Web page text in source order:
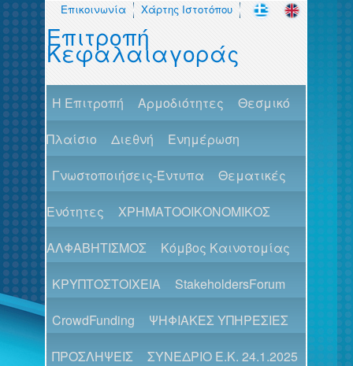
Επικοινωνία Χάρτης Ιστοτόπου
Επιτροπή
Κεφαλαιαγοράς
H Επιτροπή Αρμοδιότητες
Θεσμικό
Πλαίσιο
Διεθνή
Ενημέρωση
Γνωστοποιήσεις-Έντυπα
Θεματικές
Ενότητες
ΧΡΗΜΑΤΟΟΙΚΟΝΟΜΙΚΟΣ
ΑΛΦΑΒΗΤΙΣΜΟΣ
Κόμβος Καινοτομίας
ΚΡΥΠΤΟΣΤΟΙΧΕΙΑ
StakeholdersForum
CrowdFunding
ΨΗΦΙΑΚΕΣ ΥΠΗΡΕΣΙΕΣ
ΠΡΟΣΛΗΨΕΙΣ
ΣΥΝΕΔΡΙΟ Ε.Κ. 24.1.2025